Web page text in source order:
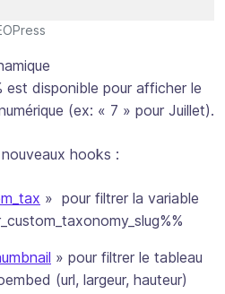
est disponible pour afficher le
(ex: « 7 » pour Juillet).
hooks :
» pour filtrer la variable
» pour filtrer le tableau
(url, largeur, hauteur)